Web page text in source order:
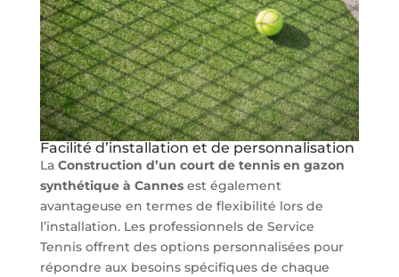
Facilité d’installation et de personnalisation
La Construction d’un court de tennis en gazon
synthétique à Cannesest également
avantageuse en termes de flexibilité lors de
l’installation. Les professionnels de Service
Tennis offrent des options personnalisées pour
répondre aux besoins spécifiques de chaque